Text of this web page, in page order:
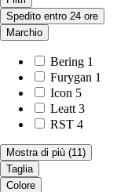
Spedito entro 24 ore
Marchio
Bering 1
Furygan 1
Icon 5
Leatt 3
RST 4
Mostra di più (11)
Taglia
Colore